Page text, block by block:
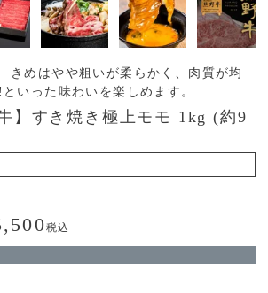
きめはやや粗いが柔らかく、肉質が均
いった味わいを楽しめます。
牛】すき焼き極上モモ 1kg (約9
税込